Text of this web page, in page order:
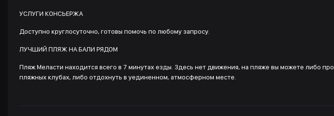
УСЛУГИ КОНСЬЕРЖА
Доступно круглосуточно, готовы помочь по любому запросу.
ЛУЧШИЙ ПЛЯЖ НА БАЛИ РЯДОМ
Пляж Меласти находится всего в 7 минутах езды. Здесь нет движения, на пляже вы можете либо
пляжных клубах, либо отдохнуть в уединенном, атмосферном месте.